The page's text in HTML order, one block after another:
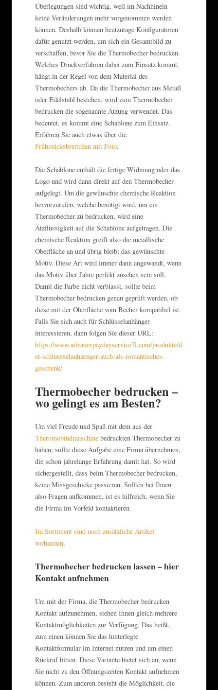
Überlegungen sind wichtig, weil im Nachhinein
keine Veränderungen mehr vorgenommen werden
können. Deshalb können heutzutage Konfiguratoren
dafür genutzt werden, um sich ein Gesamtbild zu
verschaffen, bevor Sie die Thermobecher bedrucken.
Welches Druckverfahren dabei zum Einsatz kommt,
hängt in der Regel von dem Material des
Thermobechers ab. Da die Thermobecher aus Metall
oder Edelstahl bestehen, wird zum Thermobecher
bedrucken die sogenannte Ätzung verwendet. Das
bedeutet, es kommt eine Schablone zum Einsatz.
Erfahren Sie auch etwas über die
Frühstücksbrettchen mit Foto.
Die Schablone enthält die fertige Widmung oder das
Logo und wird dann direkt auf den Thermobecher
aufgelegt. Um die gewünschte chemische Reaktion
hervorzurufen, welche benötigt wird, um ein
Thermobecher zu bedrucken, wird eine
Ätzflüssigkeit auf die Schablone aufgetragen. Die
chemische Reaktion greift also die metallische
Oberfläche an und übrig bleibt das gewünschte
Motiv. Diese Art wird immer dann angewandt, wenn
das Motiv über Jahre perfekt zusehen sein soll.
Damit die Farbe nicht verblasst, sollte beim
Thermobecher bedrucken genau geprüft werden, ob
diese mit der Oberfläche vom Becher kompatibel ist.
Falls Sie sich auch für Schlüsselanhänger
interessieren, dann folgen Sie dieser URL:
https://www.advancepaydayservice7l.com/produkte/d
er-schluesselanhaenger-auch-als-romantisches-
geschenk/
Thermobecher bedrucken –
wo gelingt es am Besten?
Um viel Freude und Spaß mit dem aus der
Theromobindmaschine bedruckten Thermobecher zu
haben, sollte diese Aufgabe eine Firma übernehmen,
die schon jahrelange Erfahrung damit hat. So wird
sichergestellt, dass beim Thermobecher bedrucken,
keine Missgeschicke passieren. Sollten bei Ihnen
also Fragen aufkommen, ist es hilfreich, wenn Sie
die Firma im Vorfeld kontaktieren.
Im Sortiment sind noch zusätzliche Artikel
vorhanden.
Thermobecher bedrucken lassen – hier
Kontakt aufnehmen
Um mit der Firma, die Thermobecher bedrucken
Kontakt aufzunehmen, stehen Ihnen gleich mehrere
Kontaktmöglichkeiten zur Verfügung. Das heißt,
zum einen können Sie das hinterlegte
Kontaktformular im Internet nutzen und um einen
Rückruf bitten. Diese Variante bietet sich an, wenn
Sie nicht zu den Öffnungszeiten Kontakt aufnehmen
können. Zum anderen besteht die Möglichkeit, die